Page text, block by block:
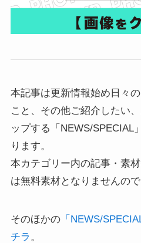
本記事は更新情報始め日々
こと、その他ご紹介したい
ップする「NEWS/SPECIAL
ります。
本カテゴリー内の記事・素
は無料素材となりませんので
そのほかの「NEWS/
チラ 。